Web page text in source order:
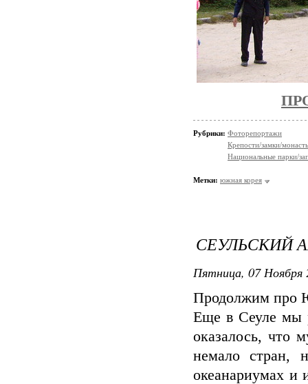
Рубрики: Фоторепортажи
Крепости/замки/
Национальные парки/
Метки: южная корея
СЕУЛЬСКИЙ
Пятница, 07 Ноября
Продолжим
Еще в Сеуле мы
оказалось, что
немало стран,
океанариумах и